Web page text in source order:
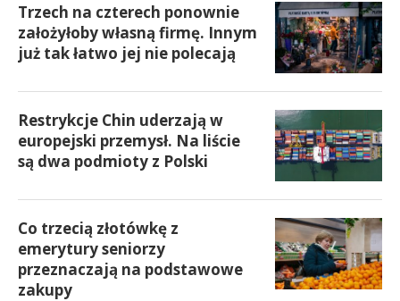
Trzech na czterech ponownie
założyłoby własną firmę. Innym
już tak łatwo jej nie polecają
Restrykcje Chin uderzają w
europejski przemysł. Na liście
są dwa podmioty z Polski
Co trzecią złotówkę z
emerytury seniorzy
przeznaczają na podstawowe
zakupy